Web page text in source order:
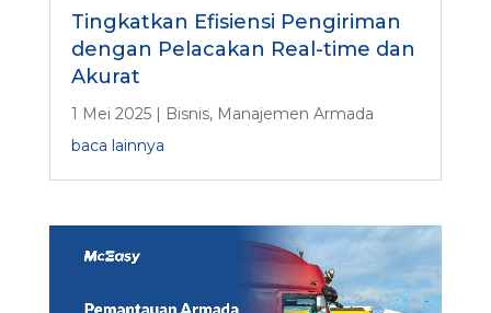
Tingkatkan Efisiensi Pengiriman
dengan Pelacakan Real-time dan
Akurat
1 Mei 2025| Bisnis, Manajemen Armada
baca lainnya